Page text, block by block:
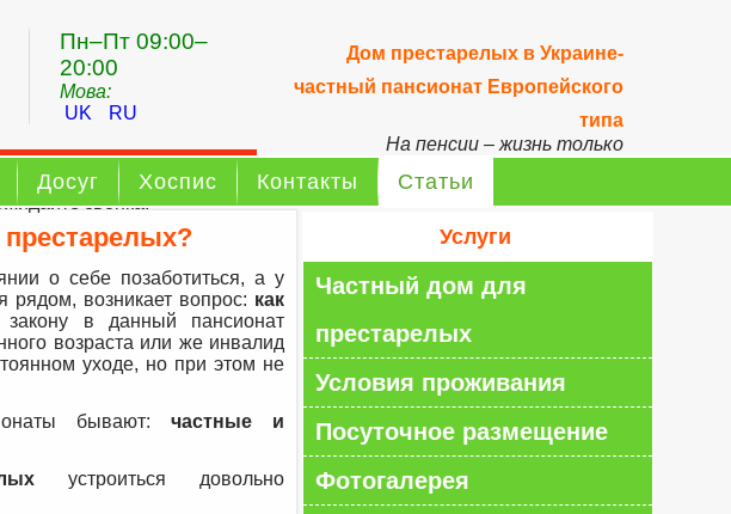
Дом престарелых в Украине-
частный пансионат Европейского
типа
На пенсии – жизнь только
Пн–Пт 09:00–
20:00
Мова:
UK
RU
звонка.
Досуг Хоспис Контакты Статьи
о себе позаботиться, а у
рядом, возникает вопрос: как
в данный пансионат
возраста или же инвалид
уходе, но при этом не
бывают:частные и
устроиться довольно
Услуги
Частный дом для
престарелых
Условия проживания
Посуточное размещение
Фотогалерея